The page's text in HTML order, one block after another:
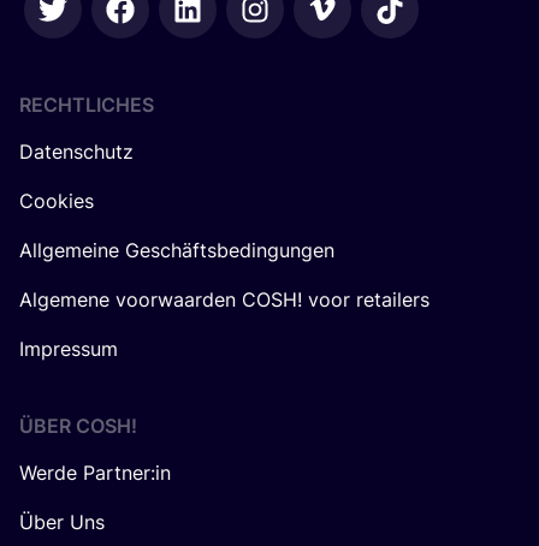
RECHTLICHES
Datenschutz
Cookies
Allgemeine Geschäftsbedingungen
Algemene voorwaarden COSH! voor retailers
Impressum
ÜBER COSH!
Werde Partner:in
Über Uns